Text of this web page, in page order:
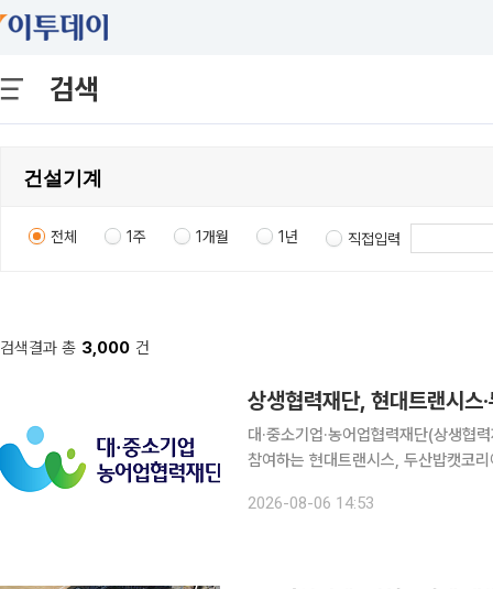
검색
전체 1주 1개월 1년 직접입력
검색결과 총 3,000 건
상생협력재단, 현대트랜시스
대·중소기업·농어업협력재단(상생협
참여하는 현대트랜시스, 두산밥캣코
출업종 공급망 ESG 지원 시범사업’
2026-08-06 14:53